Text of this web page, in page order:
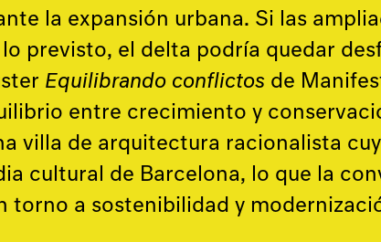
la expansión urbana. Si las
previsto, el delta podría quedar
Equilibrando conflictos de
entre crecimiento y
villa de arquitectura racionalista
cultural de Barcelona, lo que la
torno a sostenibilidad y